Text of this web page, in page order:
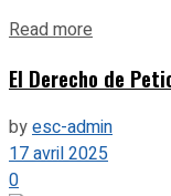
Read more
El Derecho de
byesc-admin
17 avril 2025
0